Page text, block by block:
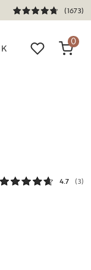
(1673)
0
4.7 (3)